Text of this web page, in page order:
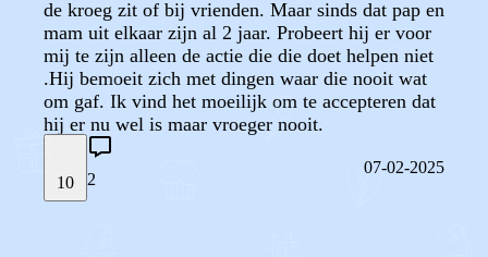
de kroeg zit of bij vrienden. Maar sinds dat pap en
mam uit elkaar zijn al 2 jaar. Probeert hij er voor
mij te zijn alleen de actie die die doet helpen niet
.Hij bemoeit zich met dingen waar die nooit wat
om gaf. Ik vind het moeilijk om te accepteren dat
hij er nu wel is maar vroeger nooit.
10 2
07-02-2025